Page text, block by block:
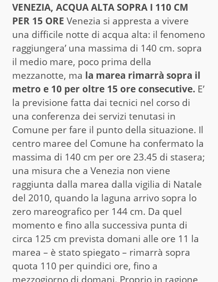
VENEZIA, ACQUA ALTA SOPRA I 110 CM
PER 15 ORE Venezia si appresta a vivere
una difficile notte di acqua alta: il fenomeno
raggiungera’ una massima di 140 cm. sopra
il medio mare, poco prima della
mezzanotte, ma la marea rimarrà sopra il
metro e 10 per oltre 15 ore consecutive. E’
la previsione fatta dai tecnici nel corso di
una conferenza dei servizi tenutasi in
Comune per fare il punto della situazione. Il
centro maree del Comune ha confermato la
massima di 140 cm per ore 23.45 di stasera;
una misura che a Venezia non viene
raggiunta dalla marea dalla vigilia di Natale
del 2010, quando la laguna arrivo sopra lo
zero mareografico per 144 cm. Da quel
momento e fino alla successiva punta di
circa 125 cm prevista domani alle ore 11 la
marea – è stato spiegato – rimarrà sopra
quota 110 per quindici ore, fino a
mezzogiorno di domani. Proprio in ragione